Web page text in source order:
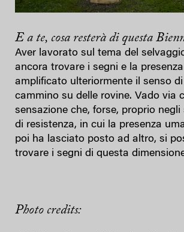
E a te, cosa resterà di questa
Aver lavorato sul tema del
ancora trovare i segni e la
amplificato ulteriormente il senso
cammino su delle rovine. Vado via
sensazione che, forse, proprio negli
di resistenza, in cui la presenza
poi ha lasciato posto ad altro, si
trovare i segni di questa
Photo credits: